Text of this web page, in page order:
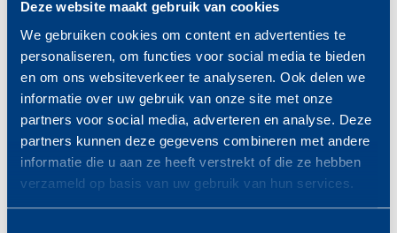
Deze website maakt gebruik van cookies
We gebruiken cookies om content en advertenties te
personaliseren, om functies voor social media te bieden
en om ons websiteverkeer te analyseren. Ook delen we
informatie over uw gebruik van onze site met onze
partners voor social media, adverteren en analyse. Deze
partners kunnen deze gegevens combineren met andere
informatie die u aan ze heeft verstrekt of die ze hebben
verzameld op basis van uw gebruik van hun services.
Garderobebox
15,99 incl. 21% BTW
Toevoegen aan winkelwagen
Professionele verhuisdoos
nieuw
Toevoegen aan winkelwagen